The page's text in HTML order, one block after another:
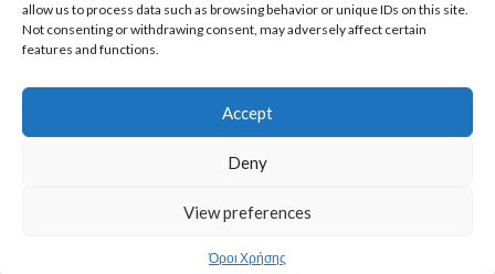
allow us to process data such as browsing behavior or unique IDs on this site.
Not consenting or withdrawing consent, may adversely affect certain
features and functions.
Accept
Deny
View preferences
Όροι Χρήσης
Καλώς ήρθατε στην σελίδα μας. Ανακαλύψτε χρήσιμους
οδηγούς για όλους τους κλάδους. Μέσα από το site θα βρείτε
ευρύ φάσμα επιλογών της ζωής σας. Καλή διαμονή.
Επικοινωνία
Medvoi365.gr Copyright © All rights reserved.